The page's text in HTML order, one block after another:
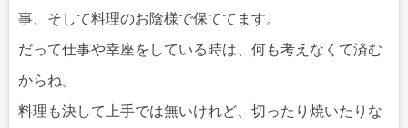
事、そして料理のお陰様で保ててます。
だって仕事や幸座をしている時は、何も考えなくて済む
からね。
料理も決して上手では無いけれど、切ったり焼いたりな